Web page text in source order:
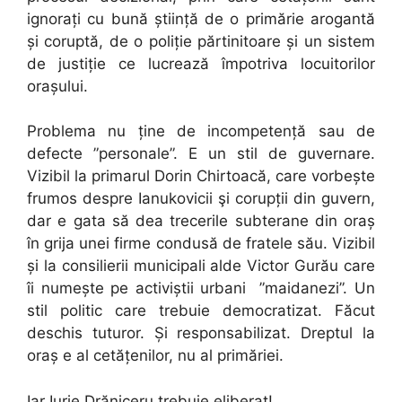
ignorați cu bună știință de o primărie arogantă
și coruptă, de o poliție părtinitoare și un sistem
de justiție ce lucrează împotriva locuitorilor
orașului.
Problema nu ține de incompetență sau de
defecte ”personale”. E un stil de guvernare.
Vizibil la primarul Dorin Chirtoacă, care vorbește
frumos despre Ianukovicii şi corupții din guvern,
dar e gata să dea trecerile subterane din oraș
în grija unei firme condusă de fratele său. Vizibil
și la consilierii municipali alde Victor Gurău care
îi numește pe activiștii urbani ”maidanezi”. Un
stil politic care trebuie democratizat. Făcut
deschis tuturor. Și responsabilizat. Dreptul la
oraș e al cetățenilor, nu al primăriei.